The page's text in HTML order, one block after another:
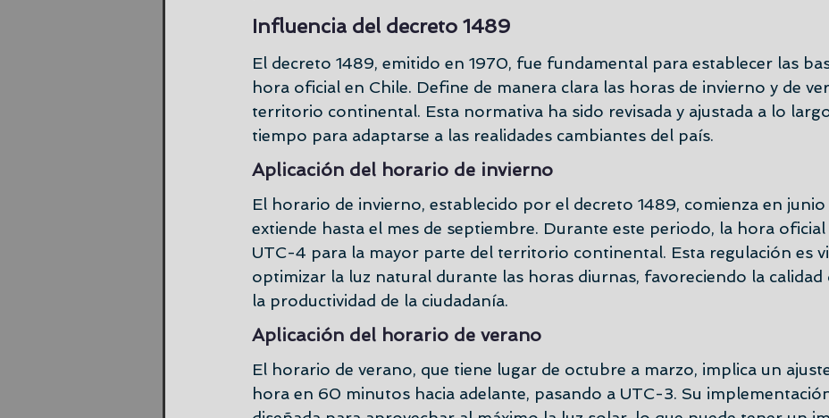
Influencia del decreto 1489
El decreto 1489, emitido en 1970, fue fundamental para establecer las
hora oficial en Chile. Define de manera clara las horas de invierno y de
territorio continental. Esta normativa ha sido revisada y ajustada a lo
tiempo para adaptarse a las realidades cambiantes del país.
Aplicación del horario de invierno
El horario de invierno, establecido por el decreto 1489, comienza en junio
extiende hasta el mes de septiembre. Durante este periodo, la hora oficial
UTC-4 para la mayor parte del territorio continental. Esta regulación es
optimizar la luz natural durante las horas diurnas, favoreciendo la calidad
la productividad de la ciudadanía.
Aplicación del horario de verano
El horario de verano, que tiene lugar de octubre a marzo, implica un
hora en 60 minutos hacia adelante, pasando a UTC-3. Su